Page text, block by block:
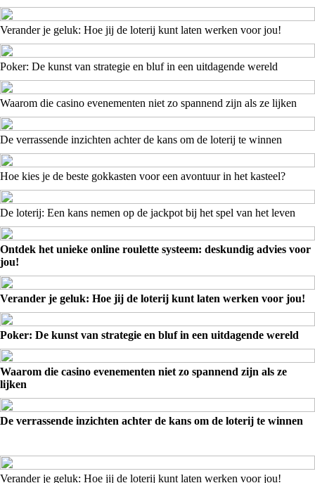
Verander je geluk: Hoe jij de loterij kunt laten werken voor jou!
Poker: De kunst van strategie en bluf in een uitdagende wereld
Waarom die casino evenementen niet zo spannend zijn als ze lijken
De verrassende inzichten achter de kans om de loterij te winnen
Hoe kies je de beste gokkasten voor een avontuur in het kasteel?
De loterij: Een kans nemen op de jackpot bij het spel van het leven
Ontdek het unieke online roulette systeem: deskundig advies voor
jou!
Verander je geluk: Hoe jij de loterij kunt laten werken voor jou!
Poker: De kunst van strategie en bluf in een uitdagende wereld
Waarom die casino evenementen niet zo spannend zijn als ze
lijken
De verrassende inzichten achter de kans om de loterij te winnen
Verander je geluk: Hoe jij de loterij kunt laten werken voor jou!